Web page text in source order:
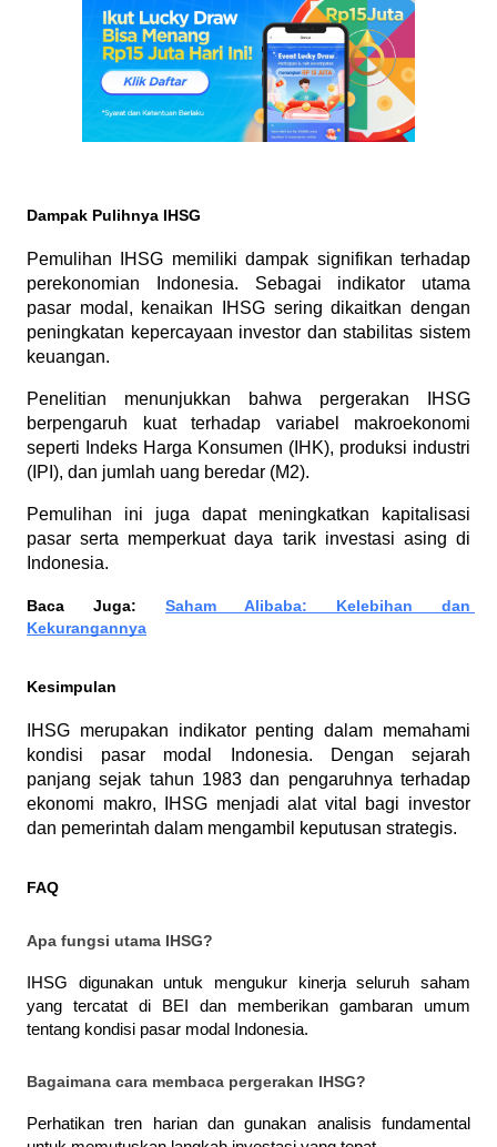
Dampak Pulihnya IHSG
Pemulihan IHSG memiliki dampak signifikan terhadap
perekonomian Indonesia. Sebagai indikator utama
pasar modal, kenaikan IHSG sering dikaitkan dengan
peningkatan kepercayaan investor dan stabilitas sistem
keuangan.
Penelitian menunjukkan bahwa pergerakan IHSG
berpengaruh kuat terhadap variabel makroekonomi
seperti Indeks Harga Konsumen (IHK), produksi industri
(IPI), dan jumlah uang beredar (M2).
Pemulihan ini juga dapat meningkatkan kapitalisasi
pasar serta memperkuat daya tarik investasi asing di
Indonesia.
Baca Juga: Saham Alibaba: Kelebihan dan
Kekurangannya
Kesimpulan
IHSG merupakan indikator penting dalam memahami
kondisi pasar modal Indonesia. Dengan sejarah
panjang sejak tahun 1983 dan pengaruhnya terhadap
ekonomi makro, IHSG menjadi alat vital bagi investor
dan pemerintah dalam mengambil keputusan strategis.
FAQ
Apa fungsi utama IHSG?
IHSG digunakan untuk mengukur kinerja seluruh saham
yang tercatat di BEI dan memberikan gambaran umum
tentang kondisi pasar modal Indonesia.
Bagaimana cara membaca pergerakan IHSG?
Perhatikan tren harian dan gunakan analisis fundamental